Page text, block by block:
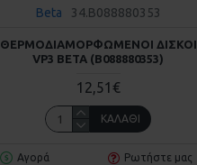
Beta 34.B088880353
ΘΕΡΜΟΔΙΑΜΟΡΦΩΜΈΝΟΙ ΔΊΣΚΟΙ
VP3 BETA (Β088880353)
12,51€
ΚΑΛΆΘΙ
Αγορά Ρωτήστε μας